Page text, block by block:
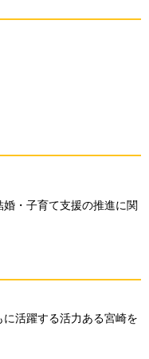
・子育て支援の推進に関
活躍する活力ある宮崎を